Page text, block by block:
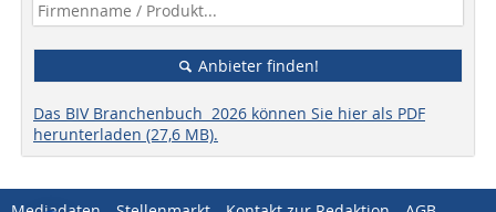
Anbieter finden!
Das BIV Branchenbuch 2026 können Sie hier als PDF
herunterladen (27,6 MB).